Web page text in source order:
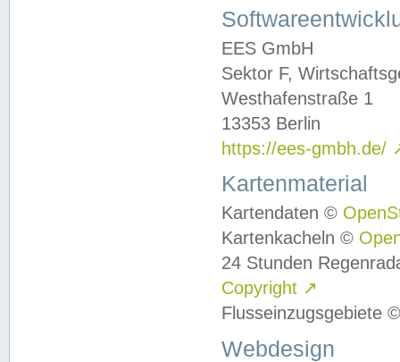
EES GmbH
Sektor F,
Westhafenstraße 1
13353 Berlin
https://ees-gmbh.de/
Kartenmaterial
Kartendaten ©
Kartenkacheln ©
24 Stunden
Copyright ↗
Flusseinzugsgebiete
Webdesign